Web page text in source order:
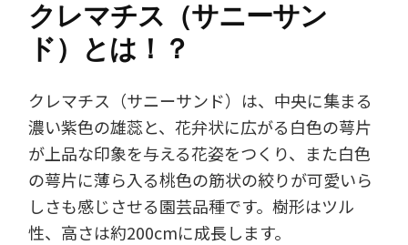
クレマチス（サニーサン
ド）とは！？
クレマチス（サニーサンド）は、中央に集まる
濃い紫色の雄蕊と、花弁状に広がる白色の萼片
が上品な印象を与える花姿をつくり、また白色
の萼片に薄ら入る桃色の筋状の絞りが可愛いら
しさも感じさせる園芸品種です。樹形はツル
性、高さは約200cmに成長します。